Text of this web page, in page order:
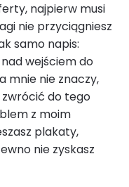
najpierw musi
nie przyciągniesz
samo napis:
nad wejściem do
mnie nie znaczy,
zwrócić do tego
z moim
plakaty,
nie zyskasz